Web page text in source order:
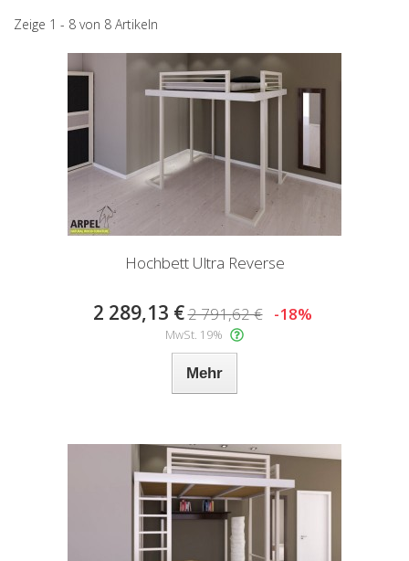
Zeige 1 - 8 von 8 Artikeln
Hochbett Ultra Reverse
2 289,13 €2 791,62 € -18%
MwSt. 19%
Mehr